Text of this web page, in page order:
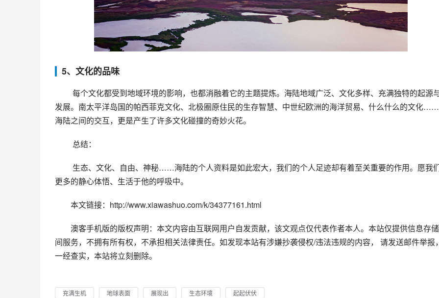
5、文化的品味
发展。南太平洋岛国的帕西菲克文化、北极圈原住民的生存智慧、中世纪欧洲的海洋贸易、什么什么的文化……
海陆之间的交互，更是产生了许多文化碰撞的奇妙火花。
总结：
更多的静心体悟、生活于他的呼吸中。
本文链接：http://www.xiawashuo.com/k/34377161.html
澳客手机版的版权声明：本文内容由互联网用户自发贡献，该文观点仅代表作者本人。本站仅提供信息存
间服务，不拥有所有权，不承担相关法律责任。如发现本站有涉嫌抄袭侵权/违法违规的内容， 请发送邮件举报
一经查实，本站将立刻删除。
充满生机 地球表面 展现出 生态环境 起起伏伏